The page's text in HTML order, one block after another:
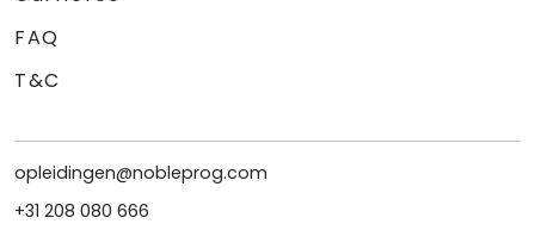
FAQ
T&C
opleidingen@nobleprog.com
+31 208 080 666